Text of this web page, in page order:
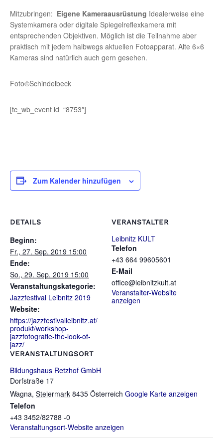
Mitzubringen: Eigene Kameraausrüstung Idealerweise eine
Systemkamera oder digitale Spiegelreflexkamera mit
entsprechenden Objektiven. Möglich ist die Teilnahme aber
praktisch mit jedem halbwegs aktuellen Fotoapparat. Alte 6×6
Kameras sind natürlich auch gern gesehen.
Foto©Schindelbeck
[tc_wb_event id=“8753″]
Zum Kalender hinzufügen
DETAILS
Beginn:
Fr., 27. Sep. 2019 15:00
Ende:
So., 29. Sep. 2019 15:00
Veranstaltungskategorie:
Jazzfestival Leibnitz 2019
Website:
https://jazzfestivalleibnitz.at/
produkt/workshop-
jazzfotografie-the-look-of-
jazz/
VERANSTALTUNGSORT
Bildungshaus Retzhof GmbH
Dorfstraße 17
Wagna, Steiermark 8435 Österreich Google Karte anzeigen
Telefon
+43 3452/82788 -0
Veranstaltungsort-Website anzeigen
VERANSTALTER
Leibnitz KULT
Telefon
+43 664 99605601
E-Mail
office@leibnitzkult.at
Veranstalter-Website
anzeigen